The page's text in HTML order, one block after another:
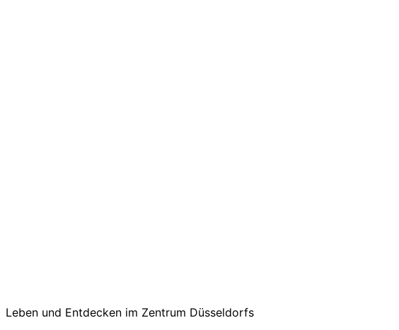
Leben und Entdecken im Zentrum Düsseldorfs